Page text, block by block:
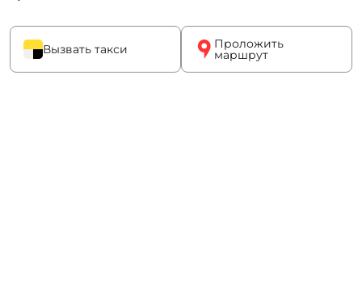
Вызвать такси Проложить
маршрут